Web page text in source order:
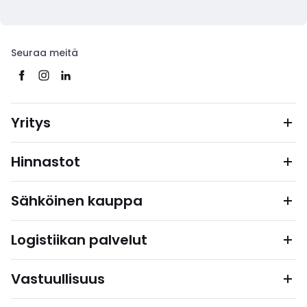
Seuraa meitä
Yritys
Hinnastot
Sähköinen kauppa
Logistiikan palvelut
Vastuullisuus